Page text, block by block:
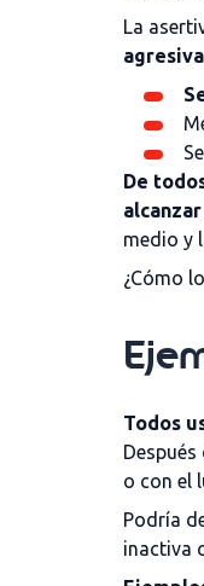
La
De
medio y
¿Cómo
Todos
o con el
Podría
inactiva